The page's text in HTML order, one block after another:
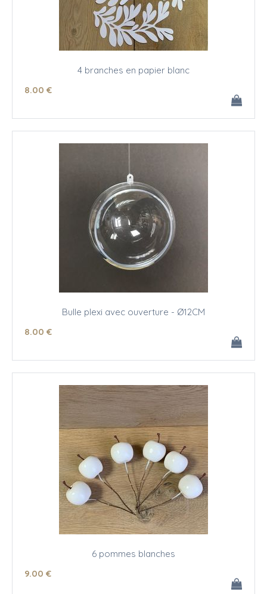
4 branches en papier blanc
8.00 €
Bulle plexi avec ouverture - Ø12CM
8.00 €
6 pommes blanches
9.00 €